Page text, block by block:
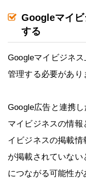
Googleマイビ
する
Googleマイビジネ
管理する必要があり
Google広告と連携
マイビジネスの情
イビジネスの掲載
が掲載されていな
につながる可能性が